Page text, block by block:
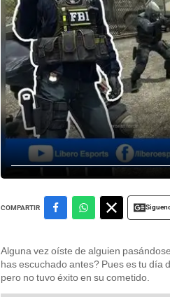
COMPARTIR
Alguna vez oíste de alguien
has escuchado antes? Pues es tu día
pero no tuvo éxito en su cometido.